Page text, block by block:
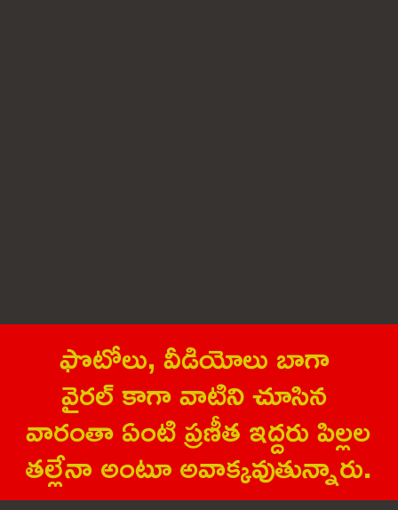
ఫొటోలు, వీడియోలు బాగా
వైర‌ల్ కాగా వాటిని చూసిన
వారంతా ఏంటి ప్ర‌ణీత ఇద్ద‌రు పిల్ల‌ల
త‌ల్లేనా అంటూ అవాక్క‌వుతున్నారు.